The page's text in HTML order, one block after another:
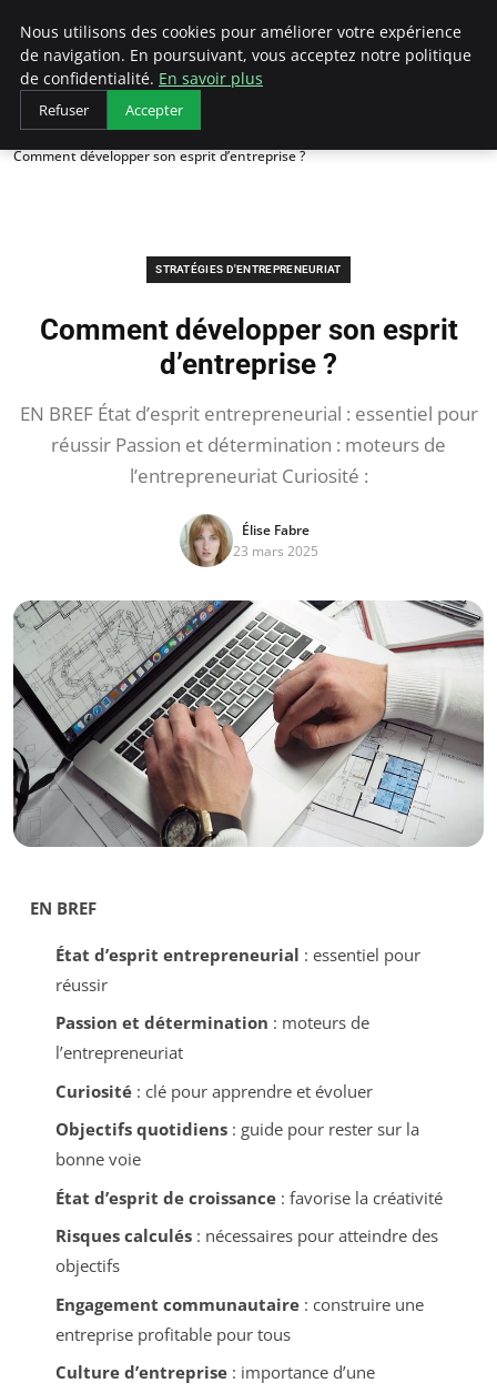
LECFCM
Accueil
Stratégies d'entrepreneuriat
Comment développer son esprit d’entreprise ?
STRATÉGIES D'ENTREPRENEURIAT
Comment développer son esprit
d’entreprise ?
EN BREF État d’esprit entrepreneurial : essentiel pour
réussir Passion et détermination : moteurs de
l’entrepreneuriat Curiosité :
Élise Fabre
23 mars 2025
EN BREF
État d’esprit entrepreneurial : essentiel pour
réussir
Passion et détermination : moteurs de
l’entrepreneuriat
Curiosité: clé pour apprendre et évoluer
Objectifs quotidiens: guide pour rester sur la
bonne voie
État d’esprit de croissance: favorise la créativité
Risques calculés: nécessaires pour atteindre des
objectifs
Engagement communautaire: construire une
entreprise profitable pour tous
Culture d’entreprise: importance d’une
Nous utilisons des cookies pour améliorer votre expérience
de navigation. En poursuivant, vous acceptez notre politique
de confidentialité. En savoir plus
Refuser Accepter